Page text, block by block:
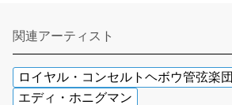
関連アーティスト
ロイヤル・コンセルトヘボウ管弦楽団
エディ・ホニグマン